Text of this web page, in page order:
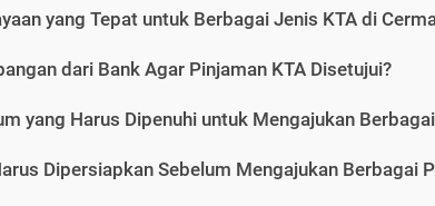
yang Tepat untuk Berbagai Jenis KTA di
dari Bank Agar Pinjaman KTA Disetujui?
yang Harus Dipenuhi untuk Mengajukan
Dipersiapkan Sebelum Mengajukan Berbagai